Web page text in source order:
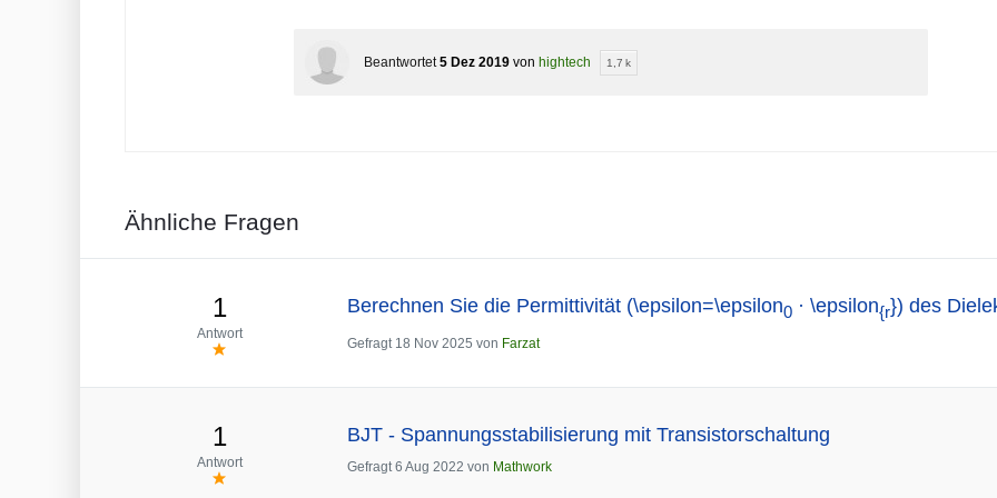
Beantwortet 5 Dez 2019 von hightech 1,7 k
Ähnliche Fragen
1
Antwort
Berechnen Sie die Permittivität (\epsilon=\epsilon0 · \epsilon{r}) des
Gefragt 18 Nov 2025 von Farzat
1
Antwort
BJT - Spannungsstabilisierung mit Transistorschaltung
Gefragt 6 Aug 2022 von Mathwork